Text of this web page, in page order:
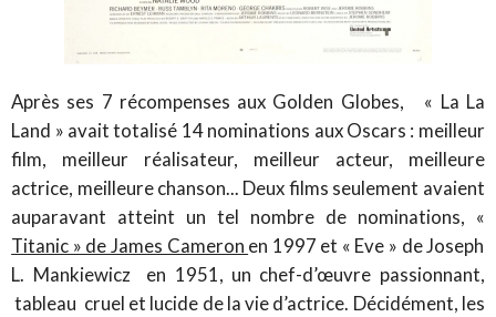
Après ses 7 récompenses aux Golden Globes, « La La
Land » avait totalisé 14 nominations aux Oscars : meilleur
film, meilleur réalisateur, meilleur acteur, meilleure
actrice, meilleure chanson... Deux films seulement avaient
auparavant atteint un tel nombre de nominations, «
Titanic » de James Cameron en 1997 et « Eve » de Joseph
L. Mankiewicz en 1951, un chef-d’œuvre passionnant,
tableau cruel et lucide de la vie d’actrice. Décidément, les